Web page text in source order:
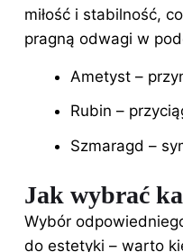
miłość i stabilność,
pragną odwagi w
Ametyst –
Rubin –
Szmaragd –
Jak wybrać
Wybór
do estetyki – warto